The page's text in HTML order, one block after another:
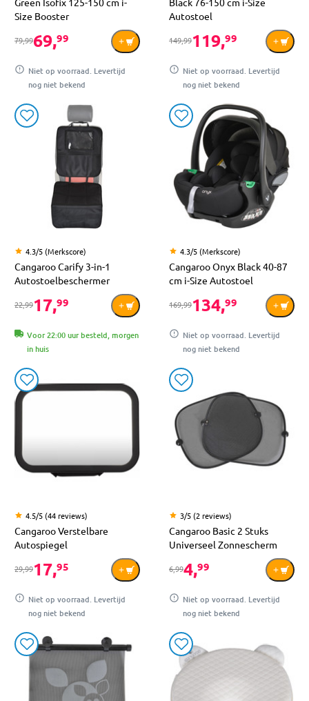
Size Booster
79,9969,99
Niet op voorraad. Levertijd
nog niet bekend
Autostoel
149,99119,99
Niet op voorraad. Levertijd
nog niet bekend
4.3/5 (Merkscore)
Cangaroo Carify 3-in-1
Autostoelbeschermer
22,9917,99
Voor 22:00 uur besteld, morgen
in huis
4.3/5 (Merkscore)
Cangaroo Onyx Black 40-87
cm i-Size Autostoel
169,99134,99
Niet op voorraad. Levertijd
nog niet bekend
4.5/5 (44 reviews)
Cangaroo Verstelbare
Autospiegel
29,9917,95
Niet op voorraad. Levertijd
nog niet bekend
3/5 (2 reviews)
Cangaroo Basic 2 Stuks
Universeel Zonnescherm
6,994,99
Niet op voorraad. Levertijd
nog niet bekend